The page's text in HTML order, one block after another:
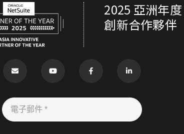
2025 亞洲年度
創新合作夥伴